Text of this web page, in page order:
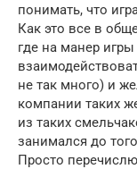
понимать, что
Как это все в
где на манер
не так много) и
компании таких
из таких
занимался до
Просто